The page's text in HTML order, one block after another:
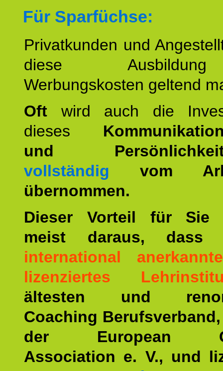
Für Sparfüchse:
Privatkunden und
diese
Werbungskosten geltend
Oft wird auch die
dieses
und
vollständig vom
übernommen.
Dieser Vorteil für Sie
meist daraus,
international
lizenziertes
ältesten und
Coaching
der European
Association e. V., und